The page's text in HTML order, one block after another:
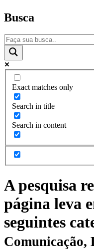
Busca
Exact matches only
Search in title
Search in content
A pesquisa
página leva
seguintes
Comunicação,